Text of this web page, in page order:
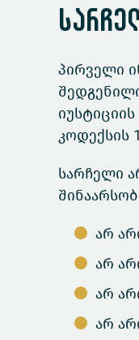
პირველი
კოდექსის
სარჩელი
არ
არ
არ
არ